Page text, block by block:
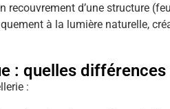
recouvrement d’une structure
à la lumière naturelle,
: quelles différences
: